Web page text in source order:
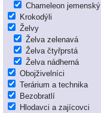
Chameleon jemenský
Krokodýli
Želvy
Želva zelenavá
Želva čtyřprstá
Želva nádherná
Obojživelníci
Terárium a technika
Bezobratlí
Hlodavci a zajícovci